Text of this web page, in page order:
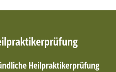
Heilpraktikerprüfung